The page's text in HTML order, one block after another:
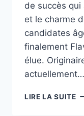
de succès qui
et le charme
candidates
finalement
élue.
actuellement…
LIRE LA SUITE